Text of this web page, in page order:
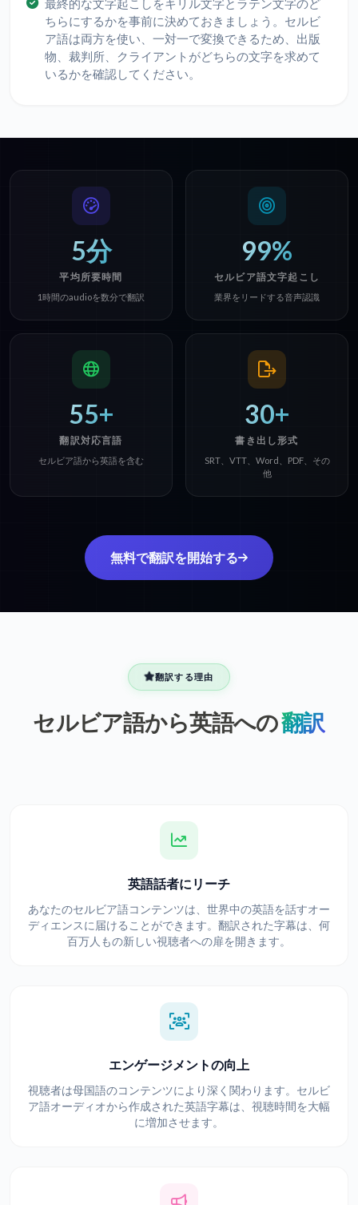
最終的な文字起こしをキリル文字とラテン文字のど
ちらにするかを事前に決めておきましょう。セルビ
ア語は両方を使い、一対一で変換できるため、出版
物、裁判所、クライアントがどちらの文字を求めて
いるかを確認してください。
5分
平均所要時間
1時間のaudioを数分で翻訳
99%
セルビア語文字起こし
業界をリードする音声認識
55+
翻訳対応言語
セルビア語から英語を含む
30+
書き出し形式
SRT、VTT、Word、PDF、その
他
無料で翻訳を開始する
翻訳する理由
セルビア語から英語への翻訳
英語話者にリーチ
あなたのセルビア語コンテンツは、世界中の英語を話すオー
ディエンスに届けることができます。翻訳された字幕は、何
百万人もの新しい視聴者への扉を開きます。
エンゲージメントの向上
視聴者は母国語のコンテンツにより深く関わります。セルビ
ア語オーディオから作成された英語字幕は、視聴時間を大幅
に増加させます。